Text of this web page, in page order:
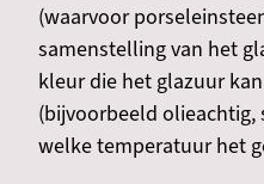
(waarvoor
samenstelling van het
kleur die het glazuur
(bijvoorbeeld olieachtig,
welke temperatuur het